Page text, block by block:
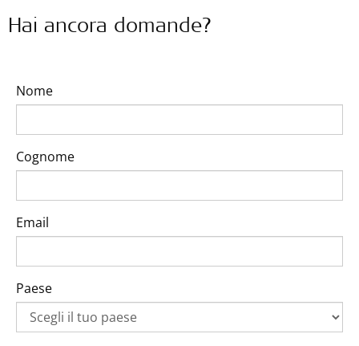
Hai ancora domande?
Nome
Cognome
Email
Paese